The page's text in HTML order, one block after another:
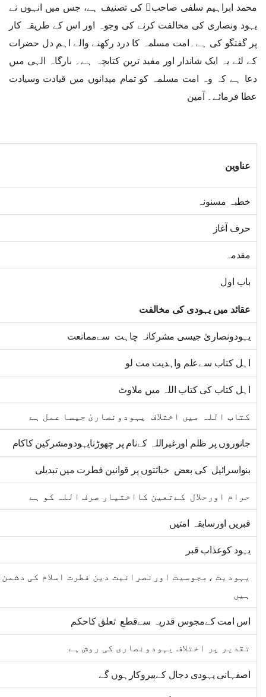
محمد ابراہیم سلفی صاحب﷫ کی تصنیف ہے، جس میں انہوں نے
یہود ونصاری کی مخالفت کرنے کی وجوہ اور اس کے طریقہ کار
پر گفتگو کی ہے۔امت مسلمہ کا درد رکھنے والے اہم دل حضرات
کے لئے یہ ایک شاندار اور مفید ترین کتابچہ ہے۔ بارگاہ الہی میں
دعا ہے کہ وہ امت مسلمہ کو تمام میدانوں میں قیادت وسیادت
عطا فرمائے۔ آمین
عناوین
خطبہ مسنونہ
حرف آغاز
مقدمہ
باب اول
عقائد میں یہودی کی مخالفت
یہودونصاریٰ جیسی مشرکانہ چاہت سےممانعت
اہل کتاب سےعلم واہدیت مت لو
اہل کتاب کی کتاب اللہ میں ملاوٹ
کتاب اللہ میں اختلاف یہودونصاریٰ جیسا عمل ہے
جانوروں پر ظلم اورغیراللہ کےنام پر چھوڑنایہودومشرکین کاکام
بنواسرائیل کی بعض خباثتوں پر قوانین فطرت میں تبدیلی
حرام اورحلال کےتعین کااختیار صرف اللہ کو ہے
قبریں اورسابقہ امتیں
یہود کوعذاب قبر
یہودیت ،مجوسیت اورنصرانیت دین فطرت اسلام کی دشمن
ہیں
اس امت کےمجوس قدریہ سےقطع تعلق کاحکم
تقدیر پر اختلاف یہودونصاری کی روش ہے
اصفہانی یہودی دجال کےپیروکارہوں گے